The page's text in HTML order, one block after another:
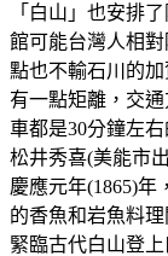
「白山」也安排
館可能台灣人相
點也不輸石川的
有一點矩離，交
車都是30分鐘左
松井秀喜(美能市
慶應元年(1865)年
的香魚和岩魚料
緊臨古代白山登